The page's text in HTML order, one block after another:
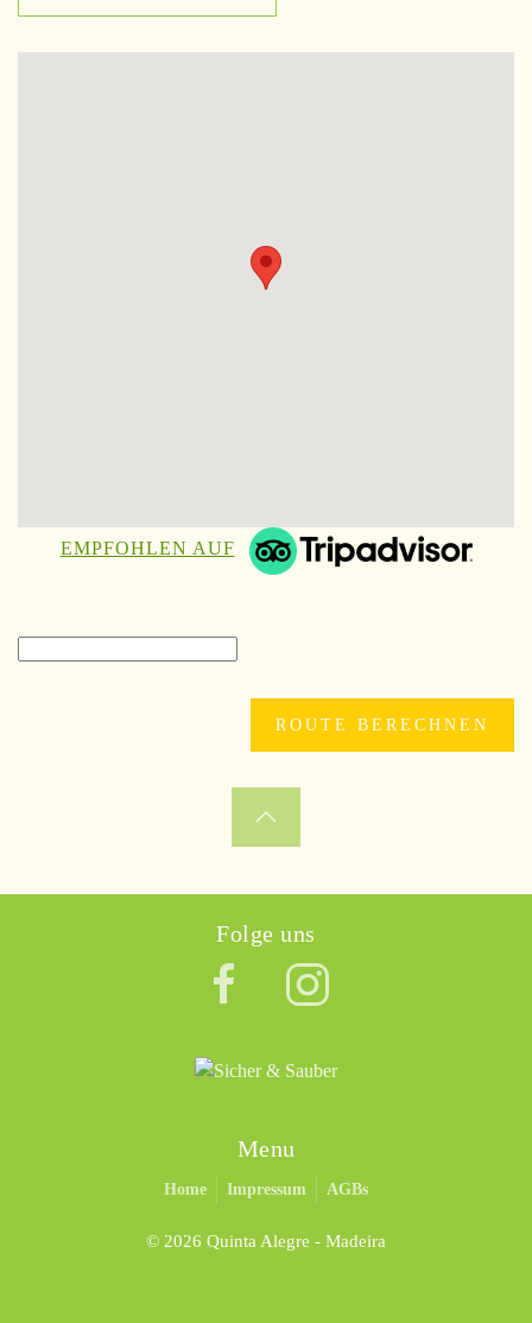
EMPFOHLEN AUF
Folge uns
Menu
Home Impressum AGBs
© 2026 Quinta Alegre - Madeira